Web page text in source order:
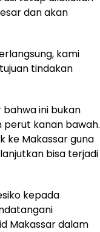
dan akan
kami
tindakan
ini bukan
perut kanan bawah.
ke Makassar guna
bisa terjadi
kepada
Makassar dalam